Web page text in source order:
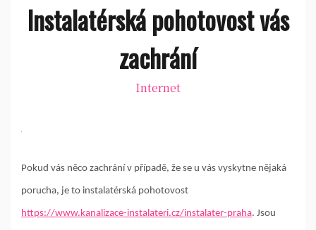
Instalatérská pohotovost vás
zachrání
Internet
Pokud vás něco zachrání v případě, že se u vás vyskytne nějaká
porucha, je to instalatérská pohotovost
https://www.kanalizace-instalateri.cz/instalater-praha. Jsou